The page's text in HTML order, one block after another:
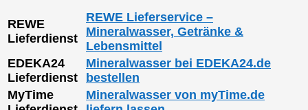
REWE
Lieferdienst
REWE Lieferservice –
Mineralwasser, Getränke &
Lebensmittel
EDEKA24
Lieferdienst
Mineralwasser bei EDEKA24.de
bestellen
MyTime
Mineralwasser von myTime.de